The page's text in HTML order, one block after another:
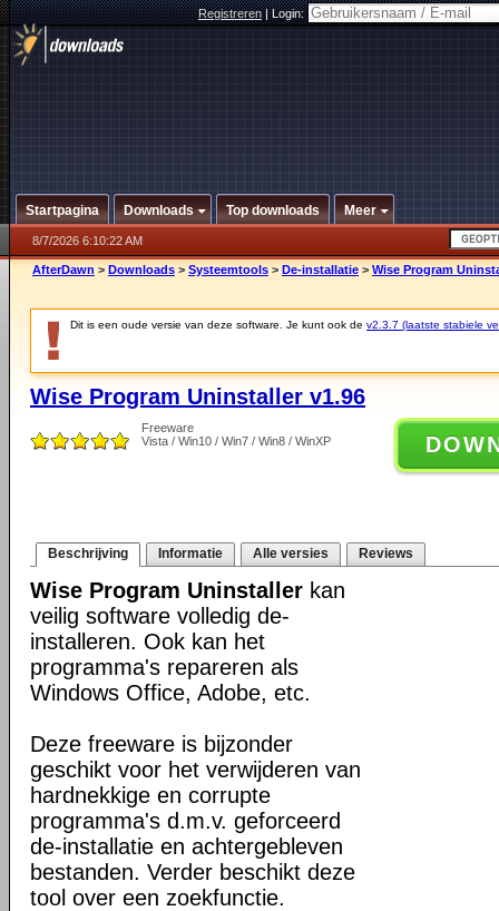
Registreren|Login:
Startpagina Downloads Top downloads Meer
8/7/2026 6:10:22 AM
AfterDawn > Downloads > Systeemtools > De-installatie > Wise Program
Dit is een oude versie van deze software. Je kunt ook de v2.3.7 (laatste stabiele
Wise Program Uninstaller v1.96
Freeware
Vista / Win10 / Win7 / Win8 / WinXP
Beschrijving Informatie Alle versies Reviews
Wise Program Uninstaller kan
veilig software volledig de-
installeren. Ook kan het
programma's repareren als
Windows Office, Adobe, etc.
Deze freeware is bijzonder
geschikt voor het verwijderen van
hardnekkige en corrupte
programma's d.m.v. geforceerd
de-installatie en achtergebleven
bestanden. Verder beschikt deze
tool over een zoekfunctie.